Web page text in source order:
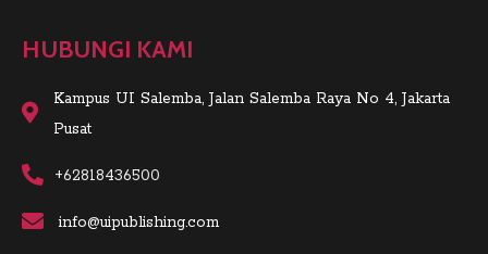
HUBUNGI KAMI
Kampus UI Salemba, Jalan Salemba Raya No 4, Jakarta
Pusat
+62818436500
info@uipublishing.com